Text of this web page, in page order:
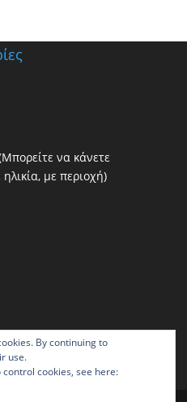
να κάνετε
με περιοχή)
By continuing to
use.
cookies, see here: